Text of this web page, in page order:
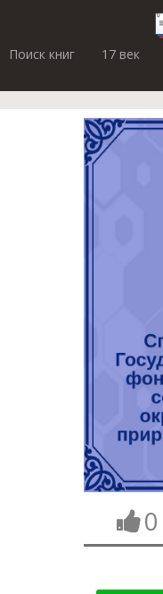
Поиск книг
17 век
0